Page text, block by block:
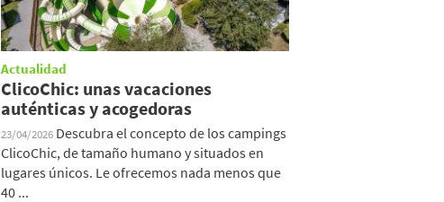
Actualidad
ClicoChic: unas vacaciones
auténticas y acogedoras
23/04/2026 Descubra el concepto de los campings
ClicoChic, de tamaño humano y situados en
lugares únicos. Le ofrecemos nada menos que
40 ...